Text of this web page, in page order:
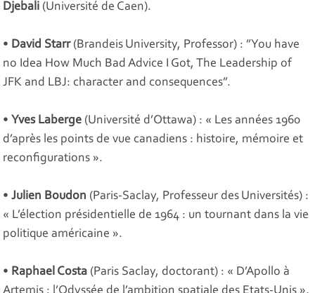
Djebali (Université de Caen).
• David Starr (Brandeis University, Professor) : ”You have
no Idea How Much Bad Advice I Got, The Leadership of
JFK and LBJ: character and consequences”.
• Yves Laberge (Université d’Ottawa) : « Les années 1960
d’après les points de vue canadiens : histoire, mémoire et
reconfigurations ».
•Julien Boudon (Paris-Saclay, Professeur des Universités) :
« L’élection présidentielle de 1964 : un tournant dans la vie
politique américaine ».
• Raphael Costa (Paris Saclay, doctorant) : « D’Apollo à